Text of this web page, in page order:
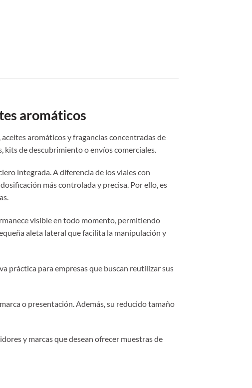
aromáticos
aromáticos y fragancias concentradas de
de descubrimiento o envíos comerciales.
integrada. A diferencia de los viales con
más controlada y precisa. Por ello, es
visible en todo momento, permitiendo
aleta lateral que facilita la manipulación y
práctica para empresas que buscan reutilizar sus
o presentación. Además, su reducido tamaño
y marcas que desean ofrecer muestras de